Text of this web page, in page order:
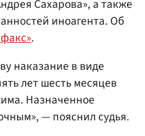
Сахарова», а также
иноагента. Об
.
наказание в виде
лет шесть месяцев
Назначенное
— пояснил судья.